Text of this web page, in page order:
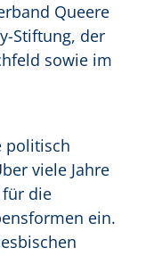
Queere
Stiftung, der
sowie im
politisch
viele Jahre
für die
ein.